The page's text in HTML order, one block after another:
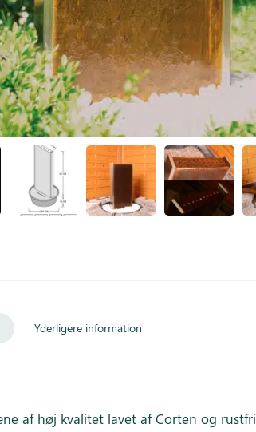
Yderligere information
af høj kvalitet lavet af Corten og